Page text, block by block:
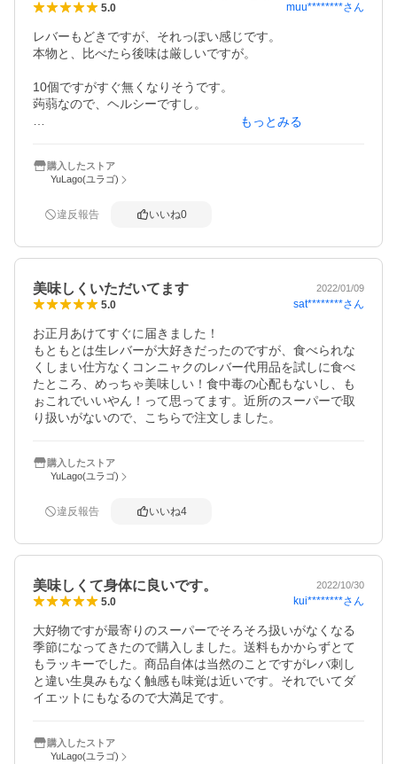
5.0 muu********さん
レバーもどきですが、それっぽい感じです。
本物と、比べたら後味は厳しいですが。
10個ですがすぐ無くなりそうです。
蒟蒻なので、ヘルシーですし。
皿にして使えば洗い物も不要です。
袋にも書いてますがごま油に塩は入って無いので
もっとみる
購入したストア
YuLago(ユラゴ)
違反報告 いいね0
美味しくいただいてます 2022/01/09
5.0 sat********さん
お正月あけてすぐに届きました！
もともとは生レバーが大好きだったのですが、食べられな
くしまい仕方なくコンニャクのレバー代用品を試しに食べ
たところ、めっちゃ美味しい！食中毒の心配もないし、も
ぉこれでいいやん！って思ってます。近所のスーパーで取
り扱いがないので、こちらで注文しました。
購入したストア
YuLago(ユラゴ)
違反報告 いいね4
美味しくて身体に良いです。 2022/10/30
5.0 kui********さん
大好物ですが最寄りのスーパーでそろそろ扱いがなくなる
季節になってきたので購入しました。送料もかからずとて
もラッキーでした。商品自体は当然のことですがレバ刺し
と違い生臭みもなく触感も味覚は近いです。それでいてダ
イエットにもなるので大満足です。
購入したストア
YuLago(ユラゴ)